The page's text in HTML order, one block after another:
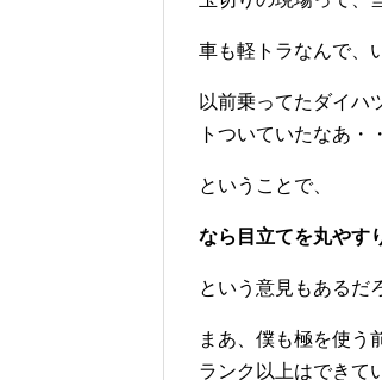
車も軽トラなんで、
以前乗ってたダイハ
トついていたなあ・
ということで、
なら目立てを丸やす
という意見もあるだ
まあ、僕も極を使う
ランク以上はできて